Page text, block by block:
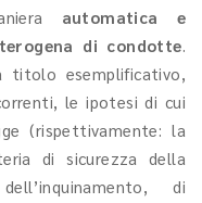
automatica e
di condotte.
titolo esemplificativo,
le ipotesi di cui
(rispettivamente: la
di sicurezza della
di